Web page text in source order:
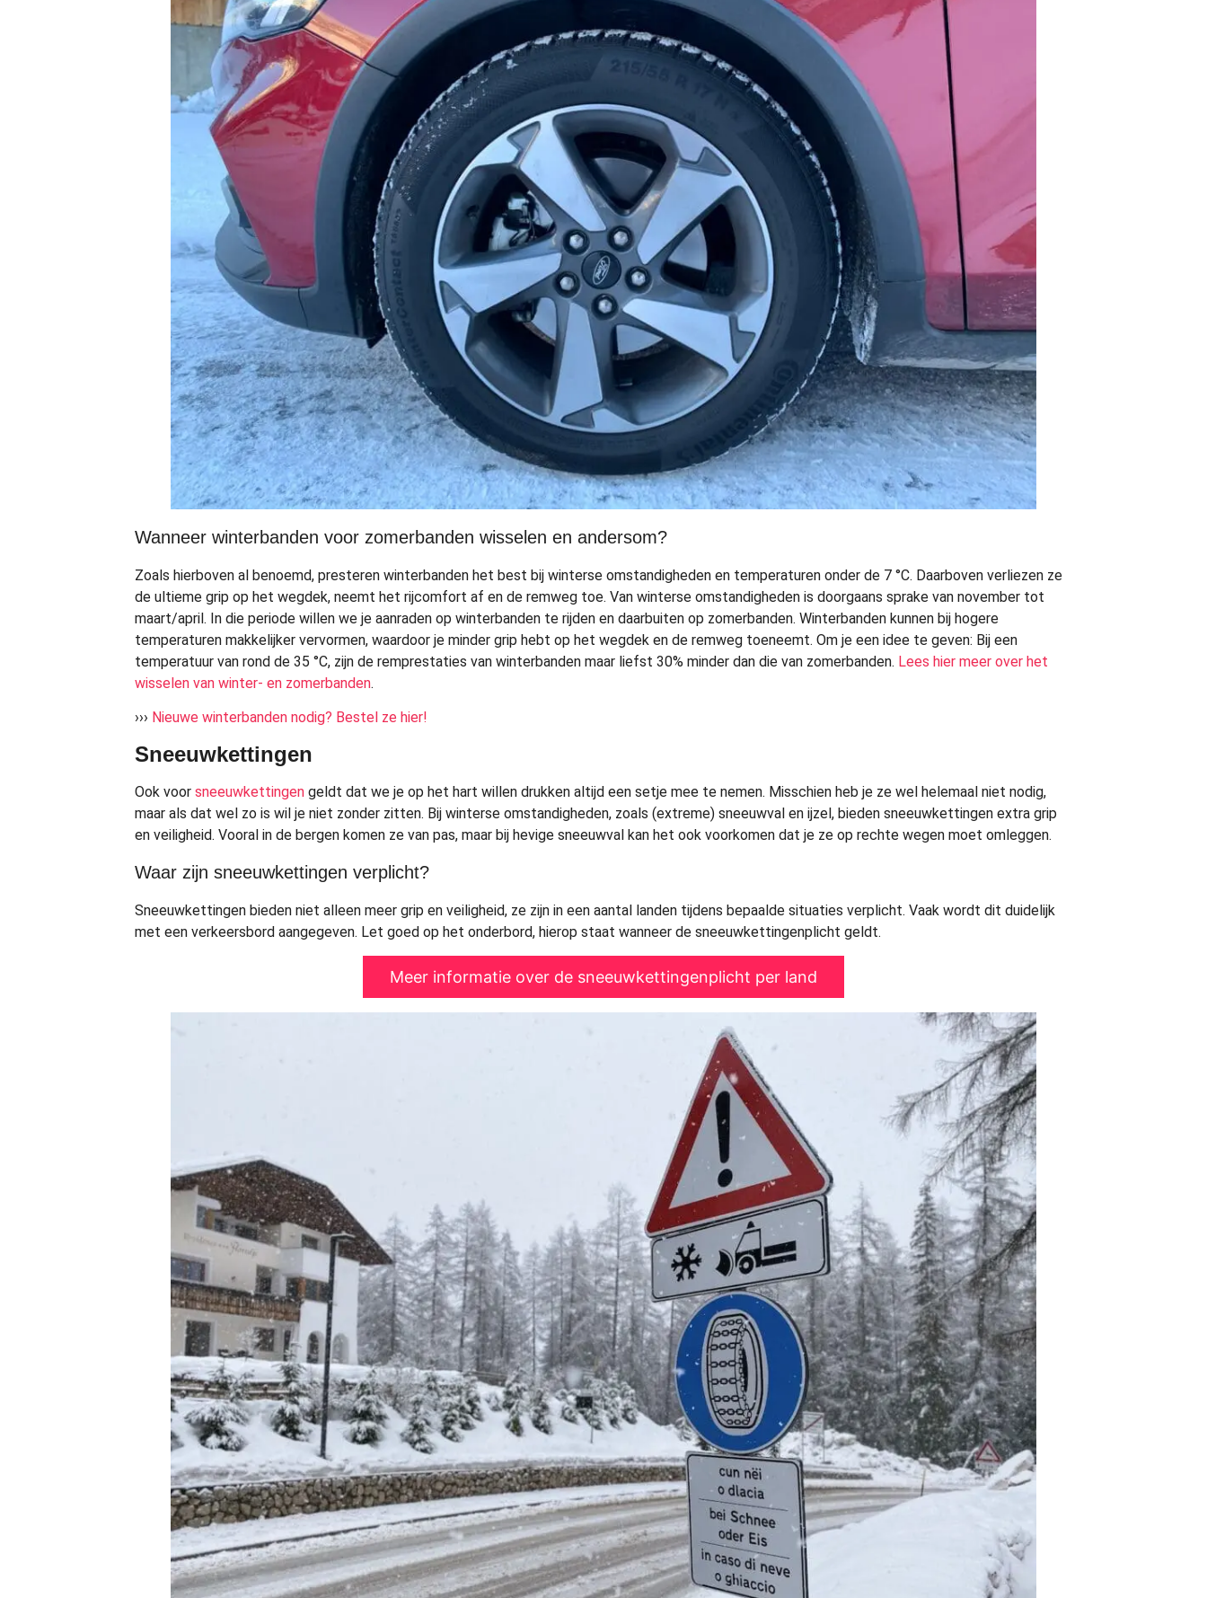
Wanneer winterbanden voor zomerbanden wisselen en andersom?
Zoals hierboven al benoemd, presteren winterbanden het best bij winterse omstandigheden en temperaturen onder de 7 °C. Daarboven verliezen ze
de ultieme grip op het wegdek, neemt het rijcomfort af en de remweg toe. Van winterse omstandigheden is doorgaans sprake van november tot
maart/april. In die periode willen we je aanraden op winterbanden te rijden en daarbuiten op zomerbanden. Winterbanden kunnen bij hogere
temperaturen makkelijker vervormen, waardoor je minder grip hebt op het wegdek en de remweg toeneemt. Om je een idee te geven: Bij een
temperatuur van rond de 35 °C, zijn de remprestaties van winterbanden maar liefst 30% minder dan die van zomerbanden. Lees hier meer over het
wisselen van winter- en zomerbanden.
››› Nieuwe winterbanden nodig? Bestel ze hier!
Sneeuwkettingen
Ook voorsneeuwkettingen geldt dat we je op het hart willen drukken altijd een setje mee te nemen. Misschien heb je ze wel helemaal niet nodig,
maar als dat wel zo is wil je niet zonder zitten. Bij winterse omstandigheden, zoals (extreme) sneeuwval en ijzel, bieden sneeuwkettingen extra grip
en veiligheid. Vooral in de bergen komen ze van pas, maar bij hevige sneeuwval kan het ook voorkomen dat je ze op rechte wegen moet omleggen.
Waar zijn sneeuwkettingen verplicht?
Sneeuwkettingen bieden niet alleen meer grip en veiligheid, ze zijn in een aantal landen tijdens bepaalde situaties verplicht. Vaak wordt dit duidelijk
met een verkeersbord aangegeven. Let goed op het onderbord, hierop staat wanneer de sneeuwkettingenplicht geldt.
Meer informatie over de sneeuwkettingenplicht per land